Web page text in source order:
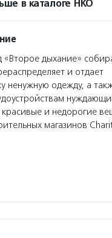
в каталоге НКО
дыхание»
и отдает
ненужную одежду, а
и недорогие
магазинов